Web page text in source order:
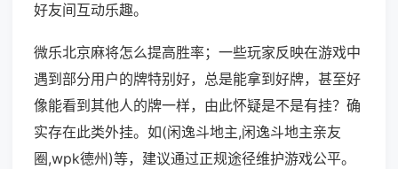
好友间互动乐趣。
微乐北京麻将怎么提高胜率；一些玩家反映在游戏中
遇到部分用户的牌特别好，总是能拿到好牌，甚至好
像能看到其他人的牌一样，由此怀疑是不是有挂？确
实存在此类外挂。如(闲逸斗地主,闲逸斗地主亲友
圈,wpk德州)等，建议通过正规途径维护游戏公平。